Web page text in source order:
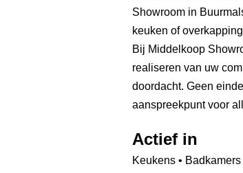
Showroom in
keuken of
Bij Middelkoop
realiseren van uw
doordacht. Geen
aanspreekpunt voor
Actief in
Keukens •